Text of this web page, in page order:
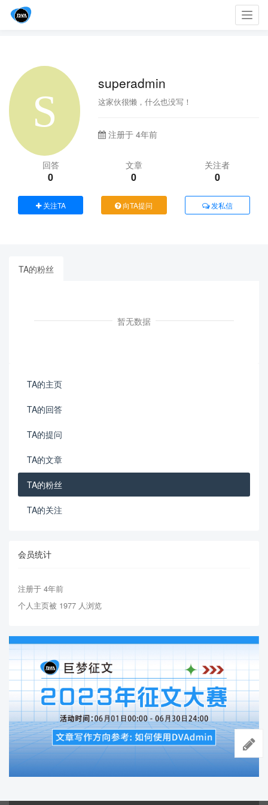
superadmin
这家伙很懒，什么也没写！
注册于 4年前
回答
0
文章
0
关注者
0
关注TA 向TA提问 发私信
TA的粉丝
暂无数据
TA的主页
TA的回答
TA的提问
TA的文章
TA的粉丝
TA的关注
会员统计
注册于 4年前
个人主页被 1977 人浏览